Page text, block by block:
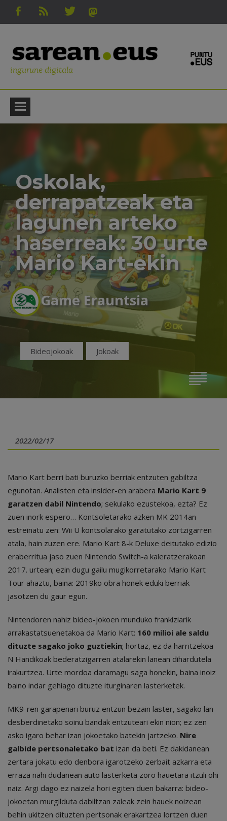
ingurune digitala
Oskolak,
derrapatzeak eta
lagunen arteko
haserreak: 30 urte
Mario Kart-ekin
Game Erauntsia
Bideojokoak Jokoak
2022/02/17
Mario Kart berri bati buruzko berriak entzuten gabiltza
egunotan. Analisten eta insider-en arabera Mario Kart 9
garatzen dabil Nintendo; sekulako ezustekoa, ezta? Ez
zuen inork espero… Kontsoletarako azken MK 2014an
estreinatu zen: Wii U kontsolarako garatutako zortzigarren
atala, hain zuzen ere. Mario Kart 8-k Deluxe deitutako edizio
eraberritua jaso zuen Nintendo Switch-a kaleratzerakoan
2017. urtean; ezin dugu gailu mugikorretarako Mario Kart
Tour ahaztu, baina: 2019ko obra honek eduki berriak
jasotzen du gaur egun.
Nintendoren nahiz bideo-jokoen munduko frankiziarik
arrakastatsuenetakoa da Mario Kart: 160 milioi ale saldu
dituzte sagako joko guztiekin; hortaz, ez da harritzekoa
N Handikoak bederatzigarren atalarekin lanean dihardutela
irakurtzea. Urte mordoa daramagu saga honekin, baina inoiz
baino indar gehiago dituzte iturginaren lasterketek.
MK9-ren garapenari buruz entzun bezain laster, sagako lan
desberdinetako soinu bandak entzuteari ekin nion; ez zen
asko igaro behar izan jokoetako batekin jartzeko. Nire
galbide pertsonaletako bat izan da beti. Ez dakidanean
zertara jokatu edo denbora igarotzeko zerbait azkarra eta
erraza nahi dudanean auto lasterketa zoro hauetara itzuli ohi
naiz. Argi dago ez naizela hori egiten duen bakarra: bideo-
jokoetan murgilduta dabiltzan zaleak zein hauek noizean
behin ukitzen dituzten pertsonak erakartzea lortzen duen